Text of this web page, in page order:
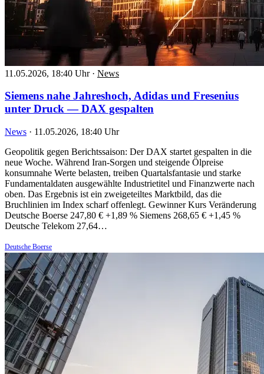
11.05.2026, 18:40 Uhr · News
Siemens nahe Jahreshoch, Adidas und Fresenius
unter Druck — DAX gespalten
News · 11.05.2026, 18:40 Uhr
Geopolitik gegen Berichtssaison: Der DAX startet gespalten in die
neue Woche. Während Iran-Sorgen und steigende Ölpreise
konsumnahe Werte belasten, treiben Quartalsfantasie und starke
Fundamentaldaten ausgewählte Industrietitel und Finanzwerte nach
oben. Das Ergebnis ist ein zweigeteiltes Marktbild, das die
Bruchlinien im Index scharf offenlegt. Gewinner Kurs Veränderung
Deutsche Boerse 247,80 € +1,89 % Siemens 268,65 € +1,45 %
Deutsche Telekom 27,64…
Deutsche Boerse